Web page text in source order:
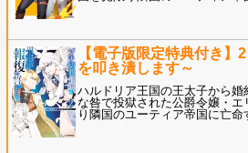
【電子版限定特典付き】
を叩き潰します～
ハルドリア王国の王太子から婚
な咎で投獄された公爵令嬢・
り隣国のユーティア帝国に亡命